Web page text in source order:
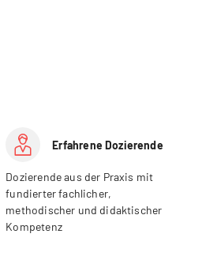
Erfahrene Dozierende
Dozierende aus der Praxis mit
fundierter fachlicher,
methodischer und didaktischer
Kompetenz